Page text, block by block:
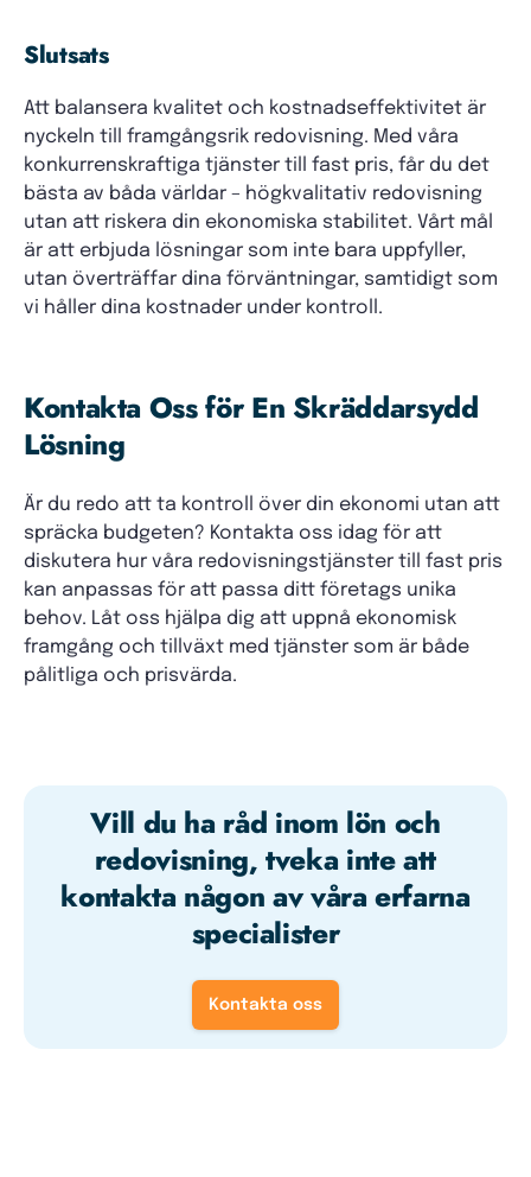
Slutsats
Att balansera kvalitet och kostnadseffektivitet är
nyckeln till framgångsrik redovisning. Med våra
konkurrenskraftiga tjänster till fast pris, får du det
bästa av båda världar – högkvalitativ redovisning
utan att riskera din ekonomiska stabilitet. Vårt mål
är att erbjuda lösningar som inte bara uppfyller,
utan överträffar dina förväntningar, samtidigt som
vi håller dina kostnader under kontroll.
Kontakta Oss för En Skräddarsydd
Lösning
Är du redo att ta kontroll över din ekonomi utan att
spräcka budgeten? Kontakta oss idag för att
diskutera hur våra redovisningstjänster till fast pris
kan anpassas för att passa ditt företags unika
behov. Låt oss hjälpa dig att uppnå ekonomisk
framgång och tillväxt med tjänster som är både
pålitliga och prisvärda.
Vill du ha råd inom lön och
redovisning, tveka inte att
kontakta någon av våra erfarna
specialister
Kontakta oss